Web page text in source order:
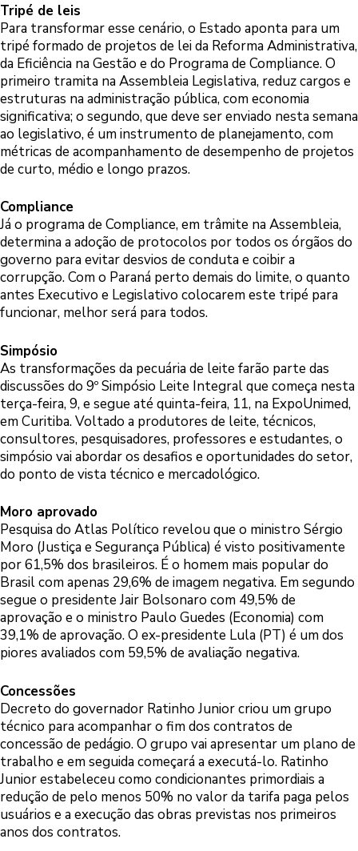
Tripé de leis
Para transformar esse cenário, o Estado aponta para um
tripé formado de projetos de lei da Reforma Administrativa,
da Eficiência na Gestão e do Programa de Compliance. O
primeiro tramita na Assembleia Legislativa, reduz cargos e
estruturas na administração pública, com economia
significativa; o segundo, que deve ser enviado nesta semana
ao legislativo, é um instrumento de planejamento, com
métricas de acompanhamento de desempenho de projetos
de curto, médio e longo prazos.
Compliance
Já o programa de Compliance, em trâmite na Assembleia,
determina a adoção de protocolos por todos os órgãos do
governo para evitar desvios de conduta e coibir a
corrupção. Com o Paraná perto demais do limite, o quanto
antes Executivo e Legislativo colocarem este tripé para
funcionar, melhor será para todos.
Simpósio
As transformações da pecuária de leite farão parte das
discussões do 9º Simpósio Leite Integral que começa nesta
terça-feira, 9, e segue até quinta-feira, 11, na ExpoUnimed,
em Curitiba. Voltado a produtores de leite, técnicos,
consultores, pesquisadores, professores e estudantes, o
simpósio vai abordar os desafios e oportunidades do setor,
do ponto de vista técnico e mercadológico.
Moro aprovado
Pesquisa do Atlas Político revelou que o ministro Sérgio
Moro (Justiça e Segurança Pública) é visto positivamente
por 61,5% dos brasileiros. É o homem mais popular do
Brasil com apenas 29,6% de imagem negativa. Em segundo
segue o presidente Jair Bolsonaro com 49,5% de
aprovação e o ministro Paulo Guedes (Economia) com
39,1% de aprovação. O ex-presidente Lula (PT) é um dos
piores avaliados com 59,5% de avaliação negativa.
Concessões
Decreto do governador Ratinho Junior criou um grupo
técnico para acompanhar o fim dos contratos de
concessão de pedágio. O grupo vai apresentar um plano de
trabalho e em seguida começará a executá-lo. Ratinho
Junior estabeleceu como condicionantes primordiais a
redução de pelo menos 50% no valor da tarifa paga pelos
usuários e a execução das obras previstas nos primeiros
anos dos contratos.